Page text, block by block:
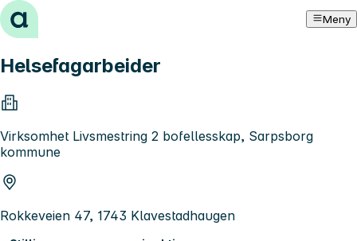
Hopp til innhold Meny
Helsefagarbeider
Virksomhet Livsmestring 2 bofellesskap, Sarpsborg
kommune
Rokkeveien 47, 1743 Klavestadhaugen